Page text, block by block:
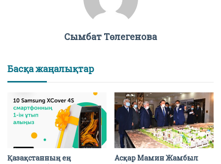
Сымбат Төлегенова
Басқа жаңалықтар
Қазақстанның ең
Асқар Мамин Жамбыл